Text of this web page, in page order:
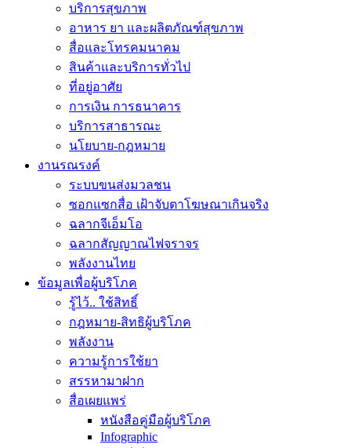
บริการสุขภาพ
อาหาร ยา และผลิตภัณฑ์สุขภาพ
สื่อและโทรคมนาคม
สินค้าและบริการทั่วไป
ที่อยู่อาศัย
การเงิน การธนาคาร
บริการสาธารณะ
นโยบาย-กฎหมาย
งานรณรงค์
ระบบขนส่งมวลชน
ซอกแซกสื่อ เฝ้าจับตาโฆษณาเกินจริง
ฉลากจีเอ็มโอ
ฉลากสัญญาณไฟจราจร
พลังงานไทย
ข้อมูลเพื่อผู้บริโภค
รู้ไว้.. ใช้สิทธิ์
กฎหมาย-สิทธิผู้บริโภค
พลังงาน
ความรู้การใช้ยา
สรรหามาฝาก
สื่อเผยแพร่
หนังสือคู่มือผู้บริโภค
Infographic